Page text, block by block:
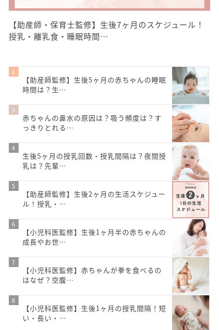
【助産師・保育士監修】生後7ヶ月のスケジュール！
授乳・離乳食・睡眠時間…
【助産師監修】生後5ヶ月の赤ちゃんの睡眠
時間は？生…
赤ちゃんの鼻水の原因は？吸う頻度は？す
っきりとれる…
生後5ヶ月の授乳回数・授乳間隔は？夜間授
乳は？先輩…
【助産師監修】生後2ヶ月の生活スケジュー
ル！授乳・…
【小児科医監修】生後1ヶ月半の赤ちゃんの
成長やお世…
【小児科医監修】赤ちゃんが拳を食べるの
はなぜ？空腹…
【小児科医監修】生後1ヶ月の授乳間隔！短
い・長い・…